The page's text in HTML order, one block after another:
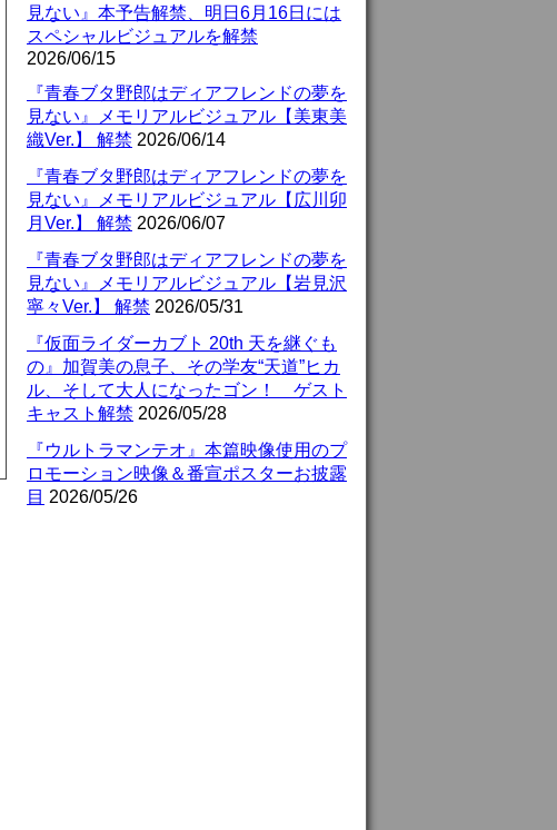
見ない』本予告解禁、明日6月16日には
スペシャルビジュアルを解禁
2026/06/15
『青春ブタ野郎はディアフレンドの夢を
見ない』メモリアルビジュアル【美東美
織Ver.】 解禁 2026/06/14
『青春ブタ野郎はディアフレンドの夢を
見ない』メモリアルビジュアル【広川卯
月Ver.】 解禁 2026/06/07
『青春ブタ野郎はディアフレンドの夢を
見ない』メモリアルビジュアル【岩見沢
寧々Ver.】 解禁 2026/05/31
『仮面ライダーカブト 20th 天を継ぐも
の』加賀美の息子、その学友“天道”ヒカ
ル、そして大人になったゴン！ ゲスト
キャスト解禁 2026/05/28
『ウルトラマンテオ』本篇映像使用のプ
ロモーション映像＆番宣ポスターお披露
目 2026/05/26